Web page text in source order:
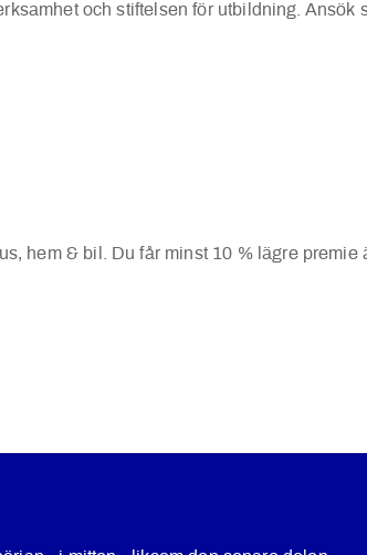
och stiftelsen för utbildning. Ansök
hem & bil. Du får minst 10 % lägre